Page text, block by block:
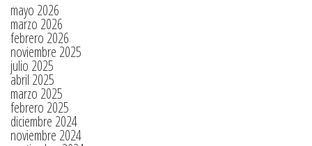
mayo 2026
marzo 2026
febrero 2026
noviembre 2025
julio 2025
abril 2025
marzo 2025
febrero 2025
diciembre 2024
noviembre 2024